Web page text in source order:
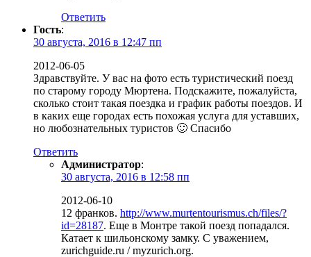
Ответить
Гость:
30 августа, 2016 в 12:47 пп
2012-06-05
Здравствуйте. У вас на фото есть туристический поезд
по старому городу Мюртена. Подскажите, пожалуйста,
сколько стоит такая поездка и график работы поездов. И
в каких еще городах есть похожая услуга для уставших,
но любознательных туристов 🙂 Спасибо
Ответить
Администратор:
30 августа, 2016 в 12:58 пп
2012-06-10
12 франков. http://www.murtentourismus.ch/files/?
id=28187. Еще в Монтре такой поезд попадался.
Катает к шильонскому замку. С уважением,
zurichguide.ru / myzurich.org.